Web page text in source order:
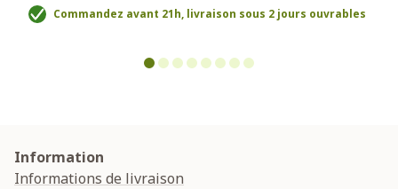
Commandez avant 21h, livraison sous 2 jours ouvrables
Information
Informations de livraison